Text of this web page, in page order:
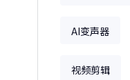
AI变声器
视频剪辑